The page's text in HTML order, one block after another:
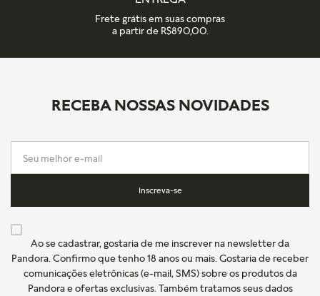
Frete grátis em suas compras
a partir de R$890,00.
RECEBA NOSSAS NOVIDADES
Inscreva-se
Ao se cadastrar, gostaria de me inscrever na newsletter da
Pandora. Confirmo que tenho 18 anos ou mais. Gostaria de receber
comunicações eletrônicas (e-mail, SMS) sobre os produtos da
Pandora e ofertas exclusivas. Também tratamos seus dados